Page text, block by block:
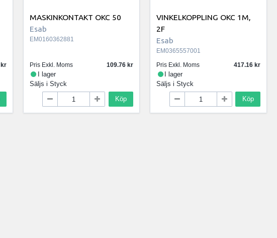
MASKINKONTAKT OKC 50
Esab
EM0160362881
Pris Exkl. Moms 109.76
I lager
Säljs i Styck
Köp
VINKELKOPPLING OKC 1M,
2F
Esab
EM0365557001
Pris Exkl. Moms
417.16
I lager
Säljs iStyck
Köp